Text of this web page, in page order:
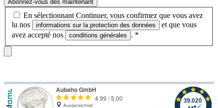
Abonnez-vous dès maintenant
En sélectionnant Continuer, vous confirmez que vous avez
lu nos
informations sur la protection des données
et que vous
avez accepté nos
conditions générales . *